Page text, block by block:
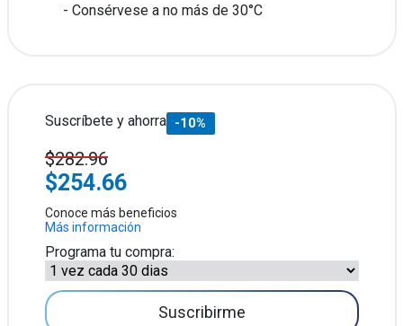
Consérvese a no más de 30°C
Suscríbete y ahorra -10%
$282.96
$254.66
Conoce más beneficios
Más información
Programa tu compra:
Suscribirme